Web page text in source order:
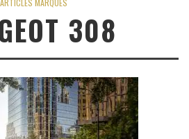
ARTICLES MARQUÉS
308